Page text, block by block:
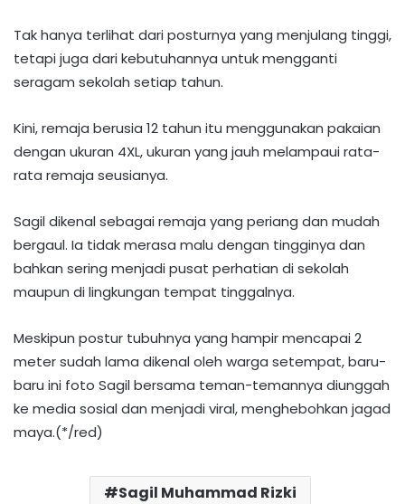
Tak hanya terlihat dari posturnya yang menjulang tinggi,
tetapi juga dari kebutuhannya untuk mengganti
seragam sekolah setiap tahun.
Kini, remaja berusia 12 tahun itu menggunakan pakaian
dengan ukuran 4XL, ukuran yang jauh melampaui rata-
rata remaja seusianya.
Sagil dikenal sebagai remaja yang periang dan mudah
bergaul. Ia tidak merasa malu dengan tingginya dan
bahkan sering menjadi pusat perhatian di sekolah
maupun di lingkungan tempat tinggalnya.
Meskipun postur tubuhnya yang hampir mencapai 2
meter sudah lama dikenal oleh warga setempat, baru-
baru ini foto Sagil bersama teman-temannya diunggah
ke media sosial dan menjadi viral, menghebohkan jagad
maya.(*/red)
Sagil Muhammad Rizki